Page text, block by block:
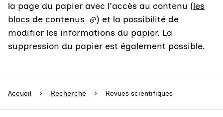
la page du papier avec l'accès au contenu (les
blocs de contenus (lien externe)
) et la possibilité de
modifier les informations du papier. La
suppression du papier est également possible.
Accueil Recherche Revues scientifiques